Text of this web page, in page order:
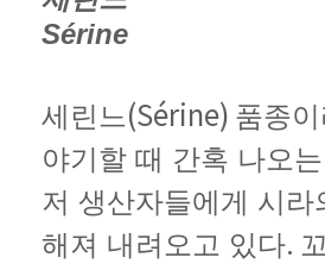
Sérine
세린느(Sérine) 품종
야기할 때 간혹 나오는
저 생산자들에게 시라
해져 내려오고 있다.